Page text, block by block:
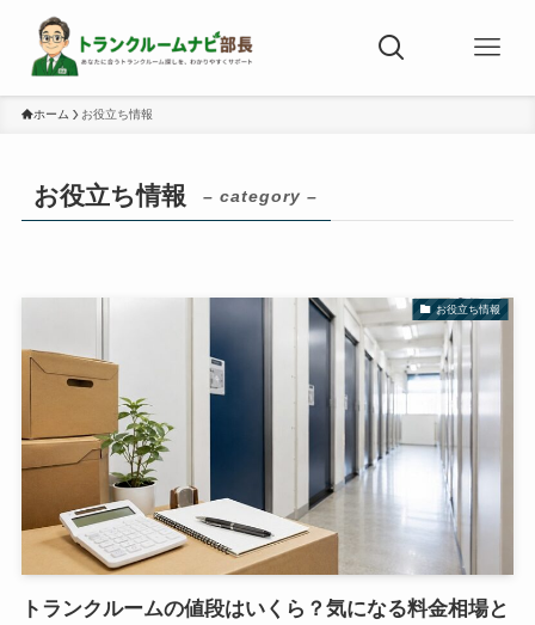
ホーム お役立ち情報
お役立ち情報 – category –
お役立ち情報
トランクルームの値段はいくら？気になる料金相場と